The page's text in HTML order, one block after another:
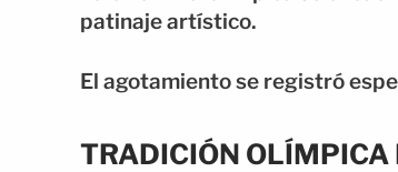
patinaje artístico.
El agotamiento se registró
TRADICIÓN OLÍMPICA